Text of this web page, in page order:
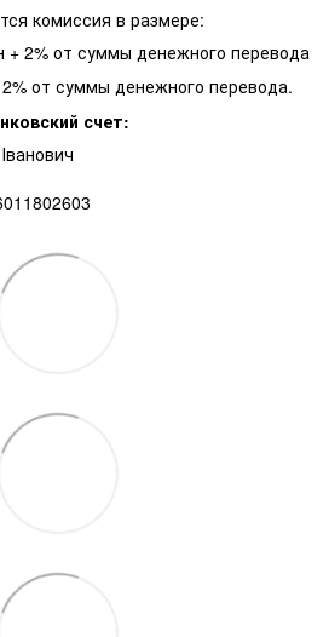
комиссия в размере:
+ 2% от суммы денежного перевода
от суммы денежного перевода.
счет: